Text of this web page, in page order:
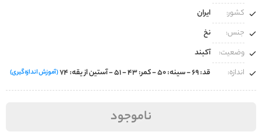
کشور:
ایران
جنس:
نخ
وضعیت:
آکبند
اندازه:
قد: 69 - سینه: 50 - کمر: 43 - 51 - آستین از یقه: 74 (آموزش اندازه‌گیری)
ناموجود